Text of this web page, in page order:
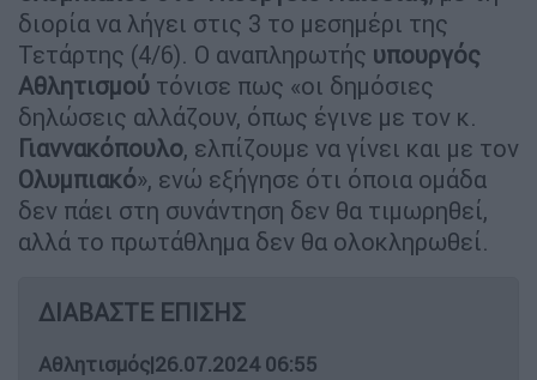
διορία να λήγει στις 3 το μεσημέρι της
Τετάρτης (4/6). Ο αναπληρωτής υπουργός
Αθλητισμού τόνισε πως «οι δημόσιες
δηλώσεις αλλάζουν, όπως έγινε με τον κ.
Γιαννακόπουλο, ελπίζουμε να γίνει και με τον
Ολυμπιακό», ενώ εξήγησε ότι όποια ομάδα
δεν πάει στη συνάντηση δεν θα τιμωρηθεί,
αλλά το πρωτάθλημα δεν θα ολοκληρωθεί.
ΔΙΑΒΑΣΤΕ ΕΠΙΣΗΣ
Αθλητισμός|26.07.2024 06:55